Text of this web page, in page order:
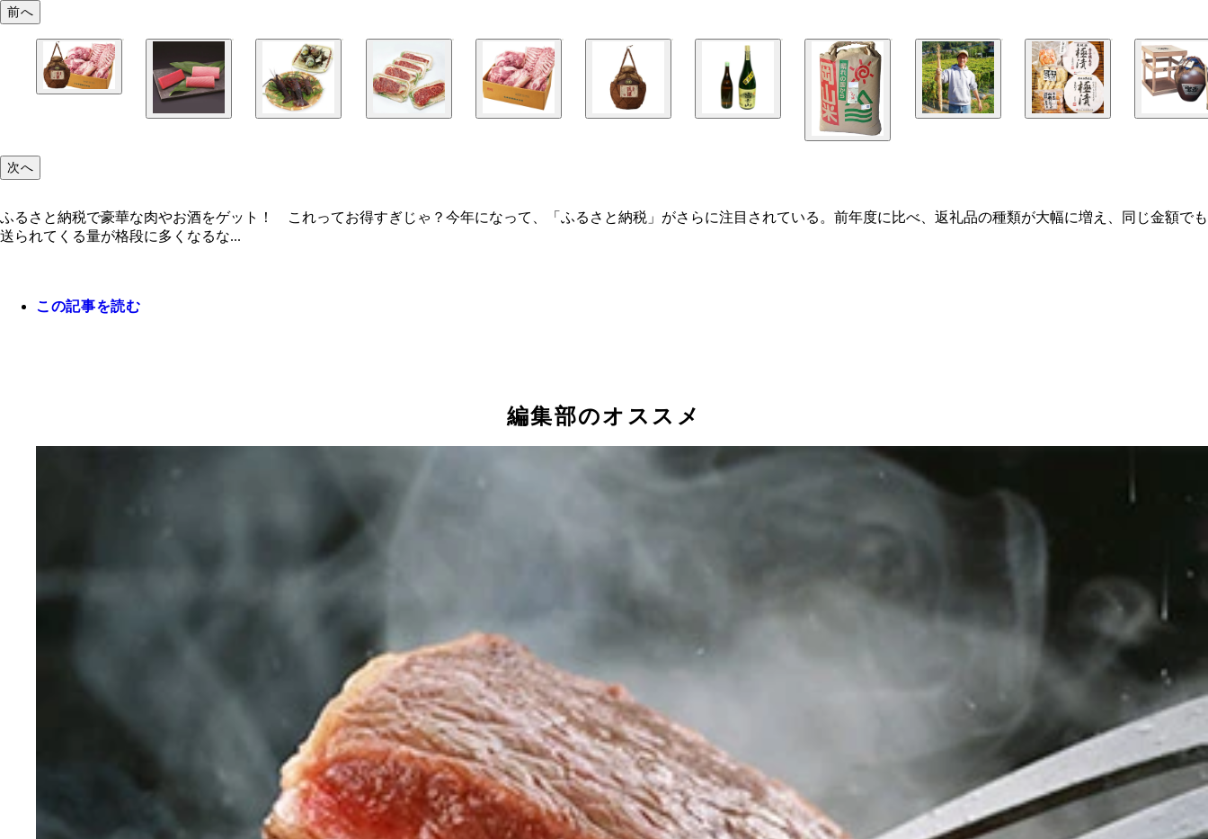
ふるさと納税で豪華な肉やお酒をゲット！ これってお得すぎじゃ？
前へ
次へ
ふるさと納税で豪華な肉やお酒をゲット！ これってお得すぎじゃ？今年になって、「ふるさと納税」がさらに注目されている。前年度に比べ、返礼品の種類が大幅に増え、同じ金額でも
送られてくる量が格段に多くなるな...
この記事を読む
編集部のオススメ